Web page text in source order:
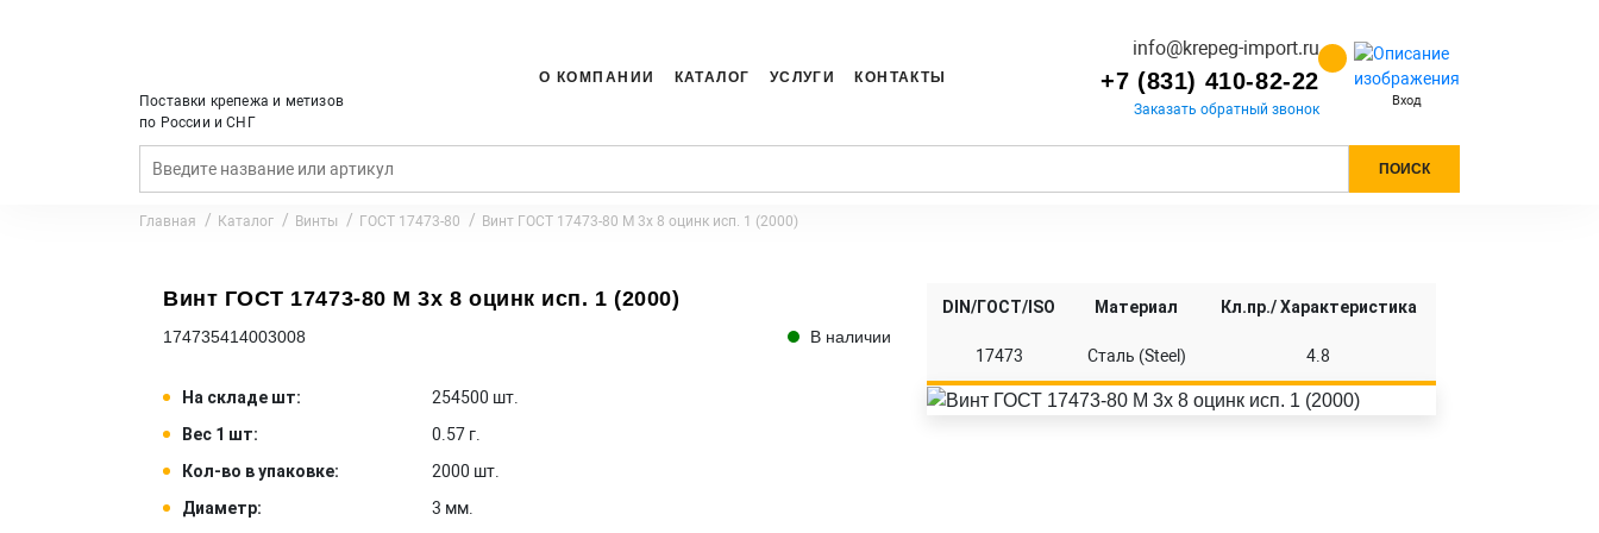
Поставки крепежа и метизов
по России и СНГ
О КОМПАНИИ КАТАЛОГ УСЛУГИ КОНТАКТЫ
info@krepeg-import.ru
+7 (831) 410-82-22
Заказать обратный звонок Вход
ПОИСК
Главная Каталог Винты ГОСТ 17473-80 Винт ГОСТ 17473-80 M 3x 8 оцинк исп. 1 (2000)
Винт ГОСТ 17473-80 M 3x 8 оцинк исп. 1 (2000)
174735414003008 В наличии
На складе шт:
254500 шт.
Вес 1 шт:
0.57 г.
Кол-во в упаковке:
2000 шт.
Диаметр:
3 мм.
DIN/ГОСТ/ISO Материал Кл.пр./ Характеристика
17473 Сталь (Steel) 4.8